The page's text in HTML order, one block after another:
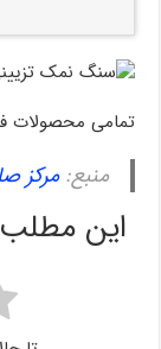
تمامی محصولات
منبع:مرکز
این مطلب